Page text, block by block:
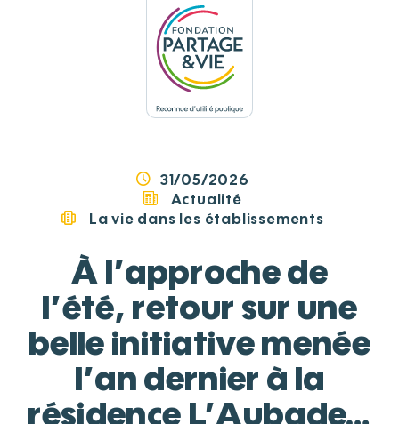
31/05/2026
Actualité
La vie dans les établissements
À l’approche de
l’été, retour sur une
belle initiative menée
l’an dernier à la
résidence L’Aubade…
Panneau de gestion des cookies